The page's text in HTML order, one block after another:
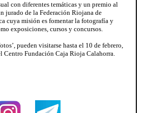
con diferentes temáticas y un premio al
jurado de la Federación Riojana de
cuya misión es fomentar la fotografía y
exposiciones, cursos y concursos.
pueden visitarse hasta el 10 de febrero,
Centro Fundación Caja Rioja Calahorra.